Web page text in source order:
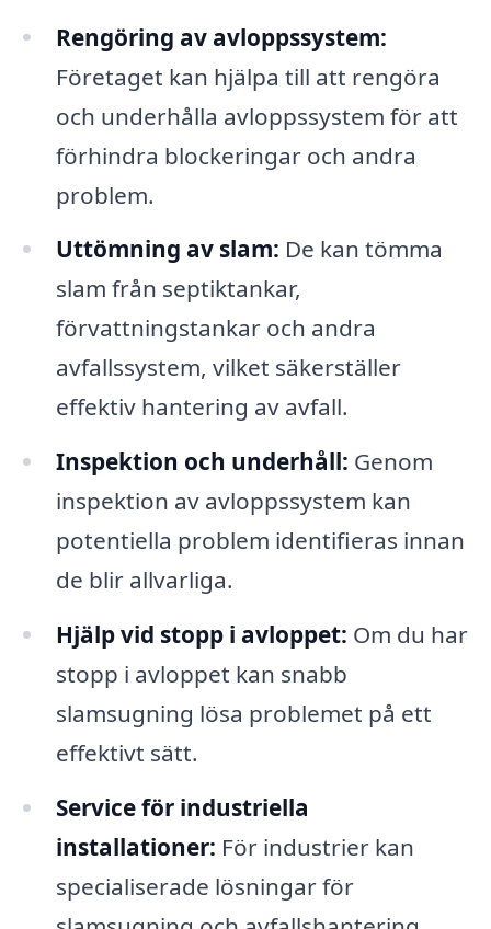
Rengöring av avloppssystem:
Företaget kan hjälpa till att rengöra
och underhålla avloppssystem för att
förhindra blockeringar och andra
problem.
Uttömning av slam: De kan tömma
slam från septiktankar,
förvattningstankar och andra
avfallssystem, vilket säkerställer
effektiv hantering av avfall.
Inspektion och underhåll: Genom
inspektion av avloppssystem kan
potentiella problem identifieras innan
de blir allvarliga.
Hjälp vid stopp i avloppet: Om du har
stopp i avloppet kan snabb
slamsugning lösa problemet på ett
effektivt sätt.
Service för industriella
installationer: För industrier kan
specialiserade lösningar för